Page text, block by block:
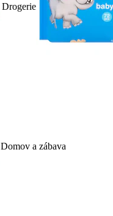
Drogerie
Domov a zábava